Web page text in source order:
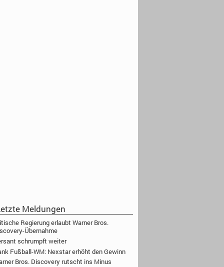
Meldungen
Regierung erlaubt Warner Bros.
Übernahme
schrumpft weiter
Fußball-WM: Nexstar erhöht den Gewinn
Bros. Discovery rutscht ins Minus